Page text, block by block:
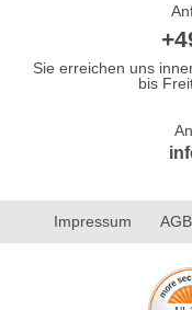
Sie erreichen uns
bis
Impressum AGB